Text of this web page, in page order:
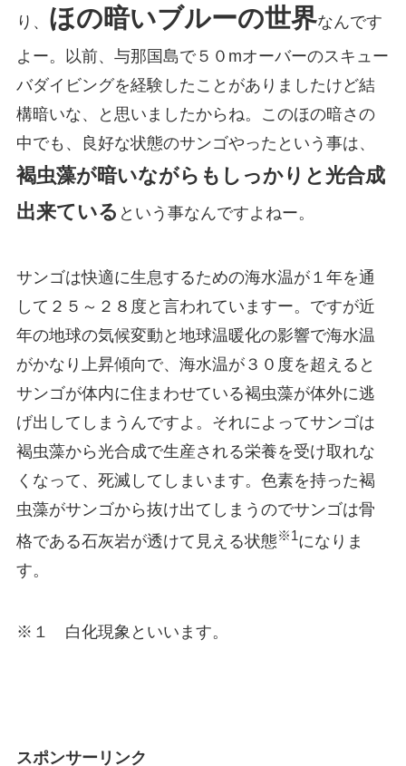
り、 ほの暗いブルーの世界なんです
よー。以前、与那国島で５０mオーバーのスキュー
バダイビングを経験したことがありましたけど結
構暗いな、と思いましたからね。このほの暗さの
中でも、良好な状態のサンゴやったという事は、
褐虫藻が暗いながらもしっかりと光合成
出来ている という事なんですよねー。
サンゴは快適に生息するための海水温が１年を通
して２５～２８度と言われていますー。ですが近
年の地球の気候変動と地球温暖化の影響で海水温
がかなり上昇傾向で、海水温が３０度を超えると
サンゴが体内に住まわせている褐虫藻が体外に逃
げ出してしまうんですよ。それによってサンゴは
褐虫藻から光合成で生産される栄養を受け取れな
くなって、死滅してしまいます。色素を持った褐
虫藻がサンゴから抜け出てしまうのでサンゴは骨
格である石灰岩が透けて見える状態※1になりま
す。
※１ 白化現象といいます。
スポンサーリンク